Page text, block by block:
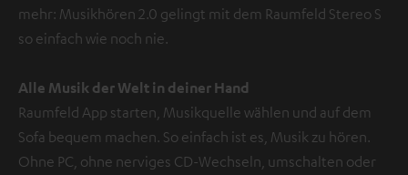
mehr: Musikhören 2.0 gelingt mit dem Raumfeld Stereo S
so einfach wie noch nie.
Alle Musik der Welt in deiner Hand
Raumfeld App starten, Musikquelle wählen und auf dem
Sofa bequem machen. So einfach ist es, Musik zu hören.
Ohne PC, ohne nerviges CD-Wechseln, umschalten oder